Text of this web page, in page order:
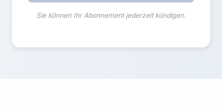
Sie können Ihr Abonnement jederzeit kündigen.